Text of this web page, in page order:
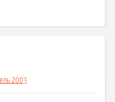
2003